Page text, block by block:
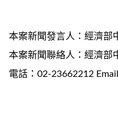
本案新聞發言人：經濟部
本案新聞聯絡人：經濟部
電話：02-23662212